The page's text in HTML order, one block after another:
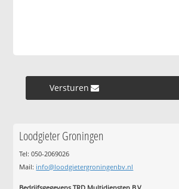
Versturen »
Loodgieter Groningen
Tel: 050-2069026
Mail: info@loodgietergroningenbv.nl